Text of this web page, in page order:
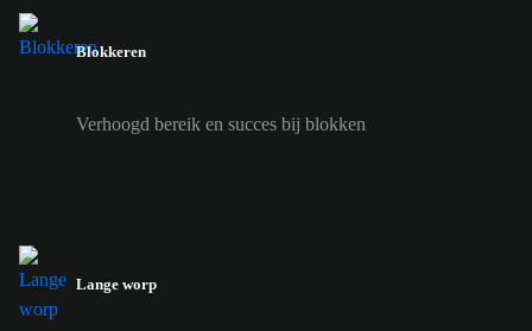
Blokkeren
Verhoogd bereik en succes bij blokken
Lange worp